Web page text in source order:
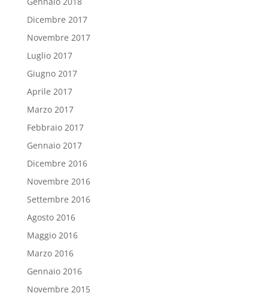
Dicembre 2017
Novembre 2017
Luglio 2017
Giugno 2017
Aprile 2017
Marzo 2017
Febbraio 2017
Gennaio 2017
Dicembre 2016
Novembre 2016
Settembre 2016
Agosto 2016
Maggio 2016
Marzo 2016
Gennaio 2016
Novembre 2015